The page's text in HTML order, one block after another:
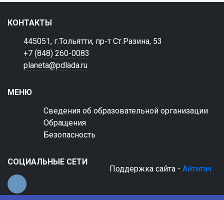
КОНТАКТЫ
445051, г.Тольятти, пр-т Ст.Разина, 53
+7 (848) 260-0083
planeta@pdlada.ru
МЕНЮ
Сведения об образовательной организации
Обращения
Безопасность
СОЦИАЛЬНЫЕ СЕТИ
Поддержка сайта - Айтитач